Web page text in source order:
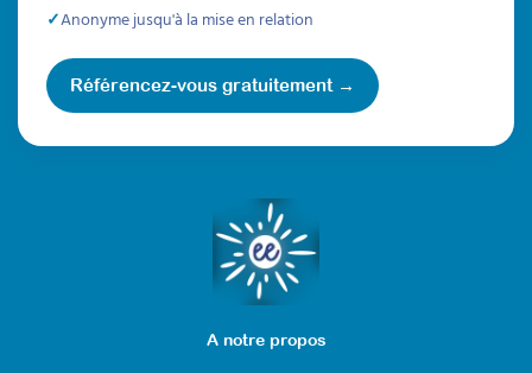
Anonyme jusqu'à la mise en relation
Référencez-vous gratuitement →
A notre propos